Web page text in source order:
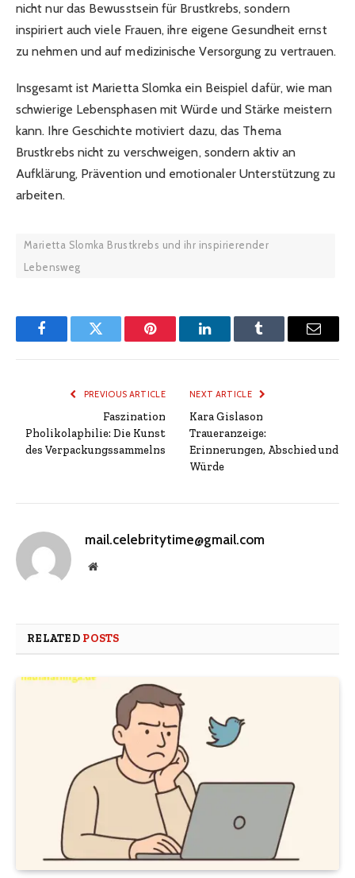
nicht nur das Bewusstsein für Brustkrebs, sondern
inspiriert auch viele Frauen, ihre eigene Gesundheit ernst
zu nehmen und auf medizinische Versorgung zu vertrauen.
Insgesamt ist Marietta Slomka ein Beispiel dafür, wie man
schwierige Lebensphasen mit Würde und Stärke meistern
kann. Ihre Geschichte motiviert dazu, das Thema
Brustkrebs nicht zu verschweigen, sondern aktiv an
Aufklärung, Prävention und emotionaler Unterstützung zu
arbeiten.
Marietta Slomka Brustkrebs und ihr inspirierender
Lebensweg
FacebookTwitter Pinterest LinkedInTumblr Email
PREVIOUS ARTICLE
Faszination
Pholikolaphilie: Die Kunst
des Verpackungssammelns
NEXT ARTICLE
Kara Gislason
Traueranzeige:
Erinnerungen, Abschied und
Würde
mail.celebritytime@gmail.com
Website
RELATED POSTS